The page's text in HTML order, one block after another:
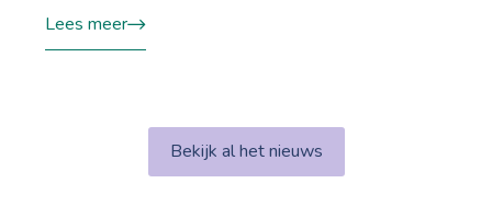
Lees meer
Bekijk al het nieuws